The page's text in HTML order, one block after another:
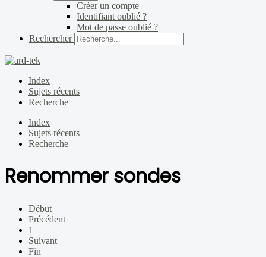
Créer un compte
Identifiant oublié ?
Mot de passe oublié ?
Rechercher
Index
Sujets récents
Recherche
Index
Sujets récents
Recherche
Renommer sondes
Début
Précédent
1
Suivant
Fin